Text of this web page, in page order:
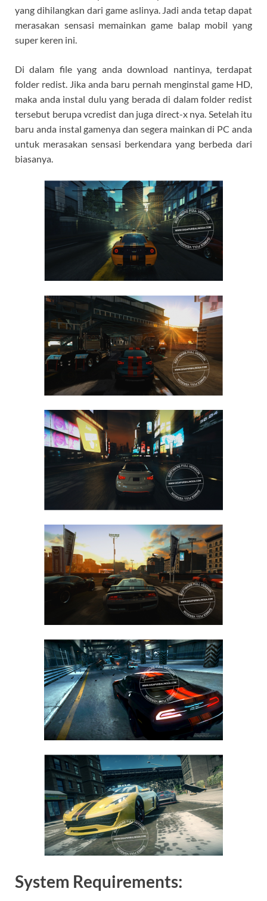
yang dihilangkan dari game aslinya. Jadi anda tetap dapat
merasakan sensasi memainkan game balap mobil yang
super keren ini.
Di dalam file yang anda download nantinya, terdapat
folder redist. Jika anda baru pernah menginstal game HD,
maka anda instal dulu yang berada di dalam folder redist
tersebut berupa vcredist dan juga direct-x nya. Setelah itu
baru anda instal gamenya dan segera mainkan di PC anda
untuk merasakan sensasi berkendara yang berbeda dari
biasanya.
System Requirements: